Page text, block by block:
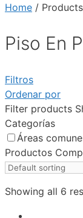
Home /
Piso En
Filtros
Ordenar por
Filter products
Categorías
Áreas
Productos
Showing all 6